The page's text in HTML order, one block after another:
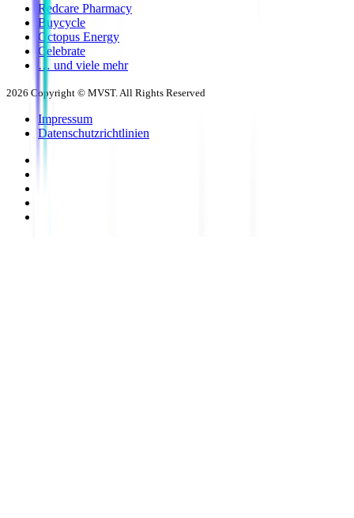
Redcare Pharmacy
Buycycle
Octopus Energy
Celebrate
… und viele mehr
2026 Copyright © MVST. All Rights Reserved
Impressum
Datenschutzrichtlinien